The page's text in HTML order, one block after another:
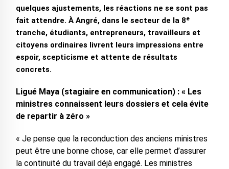
quelques ajustements, les réactions ne se sont pas
fait attendre. À Angré, dans le secteur de la 8ᵉ
tranche, étudiants, entrepreneurs, travailleurs et
citoyens ordinaires livrent leurs impressions entre
espoir, scepticisme et attente de résultats
concrets.
Ligué Maya (stagiaire en communication) : « Les
ministres connaissent leurs dossiers et cela évite
de repartir à zéro »
« Je pense que la reconduction des anciens ministres
peut être une bonne chose, car elle permet d’assurer
la continuité du travail déjà engagé. Les ministres